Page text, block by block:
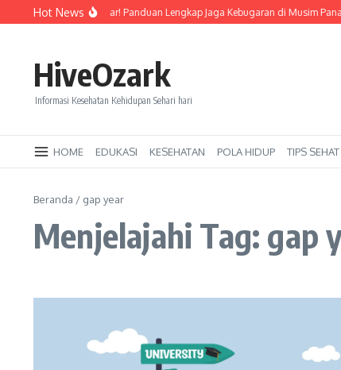
Lewati ke konten
Hot News
Tetap Segar dan Bugar! Panduan Lengkap Jaga Kebugaran di Musim Panas
HiveOzark
Informasi Kesehatan Kehidupan Sehari hari
HOME EDUKASI KESEHATAN POLA HIDUP TIPS SEHAT
Beranda / gap year
Menjelajahi Tag: gap